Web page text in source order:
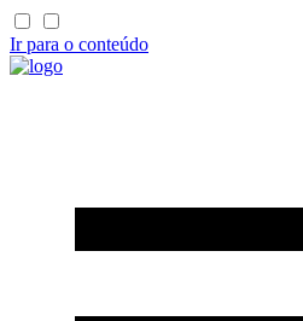
Ir para o conteúdo